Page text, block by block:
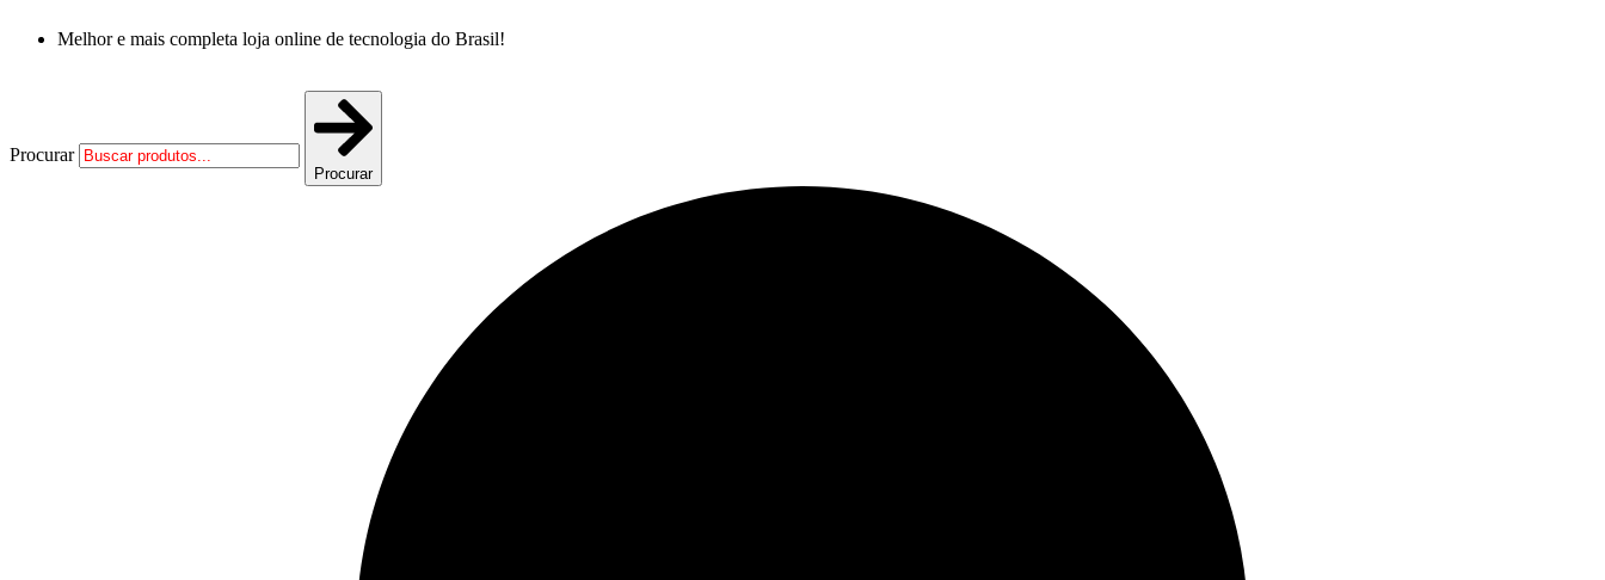
para
Melhor e mais completa loja online de tecnologia do Brasil!
Procurar
Procurar